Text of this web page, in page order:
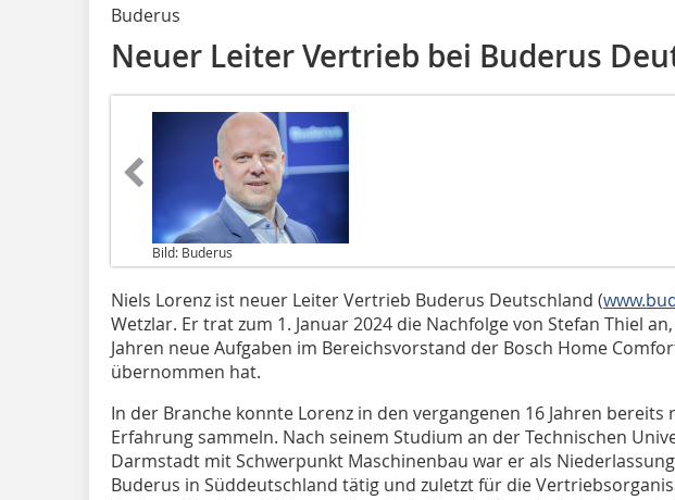
Buderus
Neuer Leiter Vertrieb bei Buderus
Bild: Buderus
Niels Lorenz ist neuer Leiter Vertrieb Buderus Deutschland (
Wetzlar. Er trat zum 1. Januar 2024 die Nachfolge von Stefan Thiel
Jahren neue Aufgaben im Bereichsvorstand der Bosch Home
übernommen hat.
In der Branche konnte Lorenz in den vergangenen 16 Jahren bereits
Erfahrung sammeln. Nach seinem Studium an der Technischen
Darmstadt mit Schwerpunkt Maschinenbau war er als
Buderus in Süddeutschland tätig und zuletzt für die